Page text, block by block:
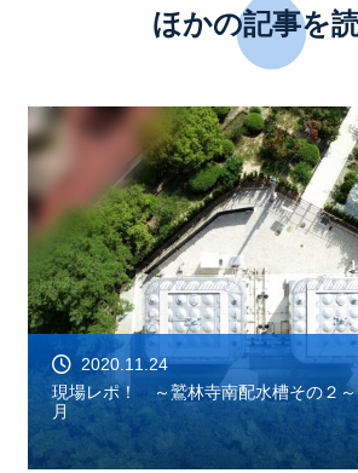
ほかの記事を
2020.11.24
現場レポ！ ～鷲林寺南配水槽その２～
月